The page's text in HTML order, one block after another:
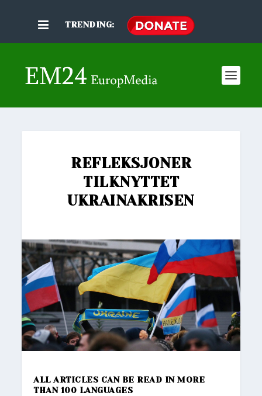
TRENDING:
REFLEKSJONER
TILKNYTTET
UKRAINAKRISEN
ALL ARTICLES CAN BE READ IN MORE
THAN 100 LANGUAGES